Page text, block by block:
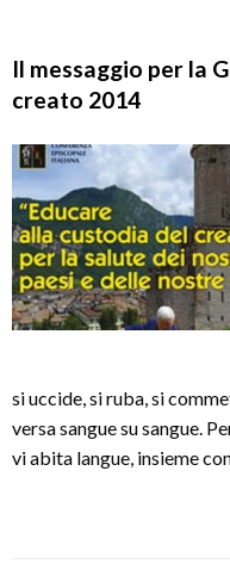
Il messaggio per la
creato 2014
si uccide, si ruba, si
versa sangue su sangue.
vi abita langue, insieme